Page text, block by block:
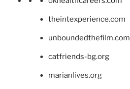
theintexperience.com
unboundedthefilm.com
catfriends-bg.org
marianlives.org